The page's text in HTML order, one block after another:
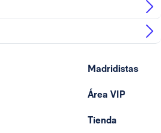
Madridistas
Área VIP
Tienda